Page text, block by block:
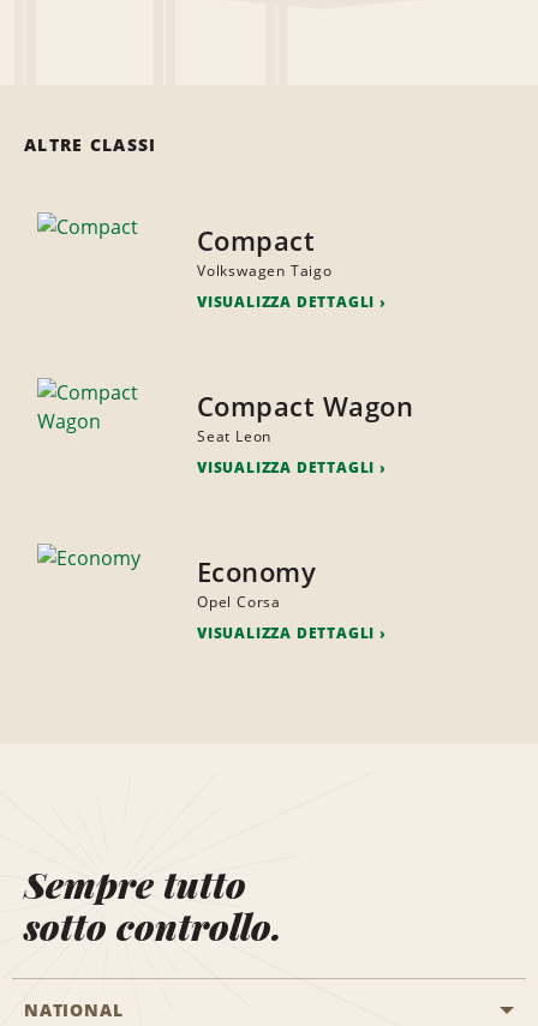
ALTRE CLASSI
Compact
Volkswagen Taigo
VISUALIZZA DETTAGLI
Compact Wagon
Seat Leon
VISUALIZZA DETTAGLI
Economy
Opel Corsa
VISUALIZZA DETTAGLI
Sempre tutto
sotto controllo.
NATIONAL